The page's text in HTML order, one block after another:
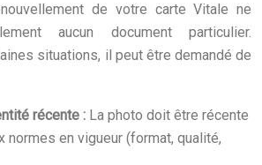
de votre carte Vitale ne
aucun document particulier.
situations, il peut être demandé de
récente : La photo doit être récente
normes en vigueur (format, qualité,